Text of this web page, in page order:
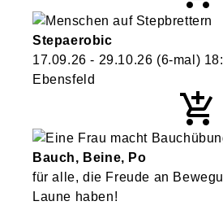
Stepaerobic
17.09.26 - 29.10.26 (6-mal)
Ebensfeld
Bauch, Beine, Po
für alle, die Freude an
Laune haben!